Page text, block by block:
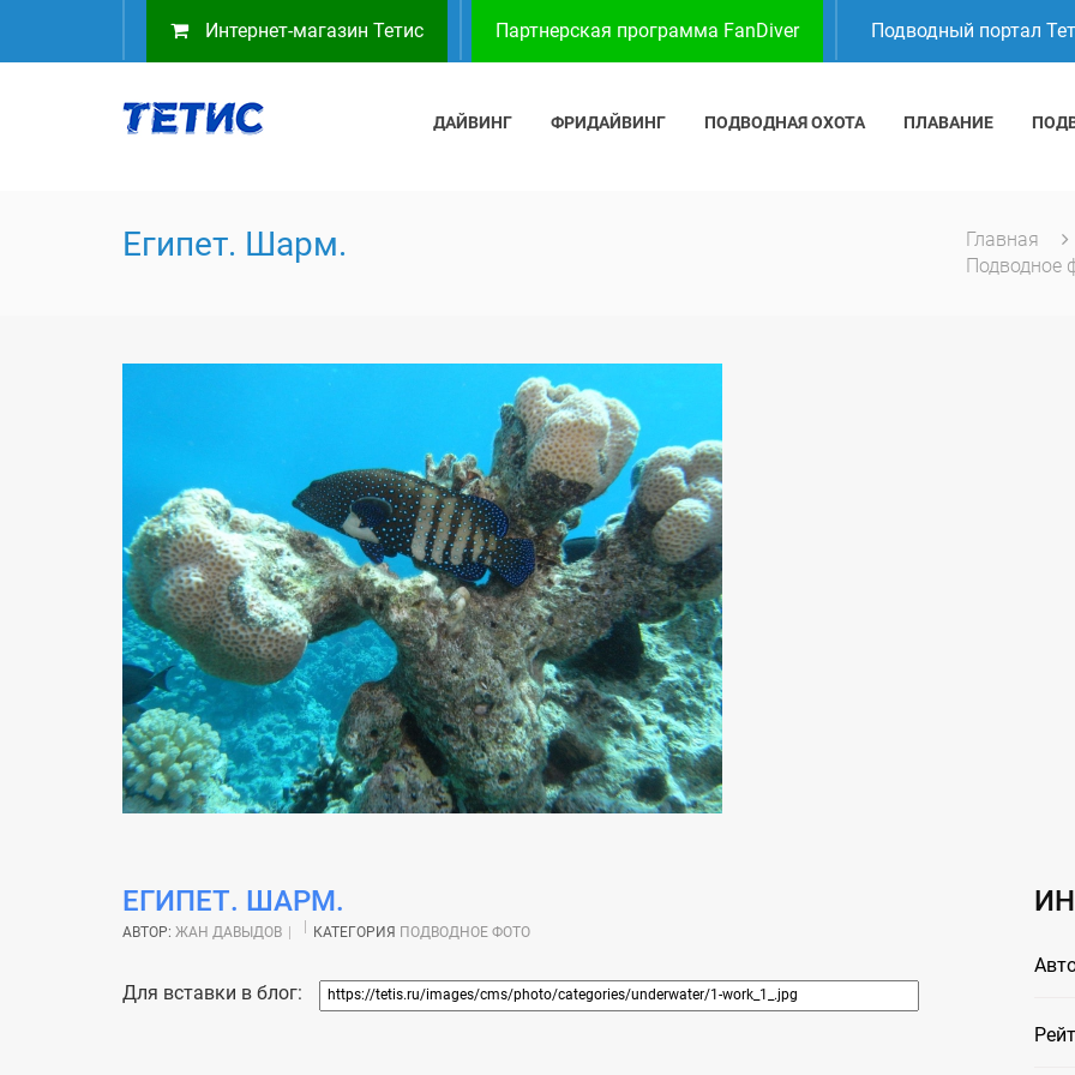
Интернет-магазин Тетис Партнерская программа FanDiver Подводный портал
ДАЙВИНГ ФРИДАЙВИНГ ПОДВОДНАЯ ОХОТА ПЛАВАНИЕ
Египет. Шарм.
Главная
Подводное
ЕГИПЕТ. ШАРМ.
АВТОР: ЖАН ДАВЫДОВ КАТЕГОРИЯ ПОДВОДНОЕ ФОТО
Для вставки в блог: